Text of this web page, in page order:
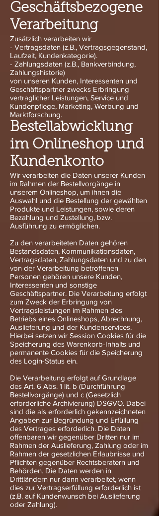
Geschäftsbezogene
Verarbeitung
Zusätzlich verarbeiten wir
- Vertragsdaten (z.B., Vertragsgegenstand,
Laufzeit, Kundenkategorie).
- Zahlungsdaten (z.B., Bankverbindung,
Zahlungshistorie)
von unseren Kunden, Interessenten und
Geschäftspartner zwecks Erbringung
vertraglicher Leistungen, Service und
Kundenpflege, Marketing, Werbung und
Marktforschung.
Bestellabwicklung
im Onlineshop und
Kundenkonto
Wir verarbeiten die Daten unserer Kunden
im Rahmen der Bestellvorgänge in
unserem Onlineshop, um ihnen die
Auswahl und die Bestellung der gewählten
Produkte und Leistungen, sowie deren
Bezahlung und Zustellung, bzw.
Ausführung zu ermöglichen.
Zu den verarbeiteten Daten gehören
Bestandsdaten, Kommunikationsdaten,
Vertragsdaten, Zahlungsdaten und zu den
von der Verarbeitung betroffenen
Personen gehören unsere Kunden,
Interessenten und sonstige
Geschäftspartner. Die Verarbeitung erfolgt
zum Zweck der Erbringung von
Vertragsleistungen im Rahmen des
Betriebs eines Onlineshops, Abrechnung,
Auslieferung und der Kundenservices.
Hierbei setzen wir Session Cookies für die
Speicherung des Warenkorb-Inhalts und
permanente Cookies für die Speicherung
des Login-Status ein.
Die Verarbeitung erfolgt auf Grundlage
des Art. 6 Abs. 1 lit. b (Durchführung
Bestellvorgänge) und c (Gesetzlich
erforderliche Archivierung) DSGVO. Dabei
sind die als erforderlich gekennzeichneten
Angaben zur Begründung und Erfüllung
des Vertrages erforderlich. Die Daten
offenbaren wir gegenüber Dritten nur im
Rahmen der Auslieferung, Zahlung oder im
Rahmen der gesetzlichen Erlaubnisse und
Pflichten gegenüber Rechtsberatern und
Behörden. Die Daten werden in
Drittländern nur dann verarbeitet, wenn
dies zur Vertragserfüllung erforderlich ist
(z.B. auf Kundenwunsch bei Auslieferung
oder Zahlung).